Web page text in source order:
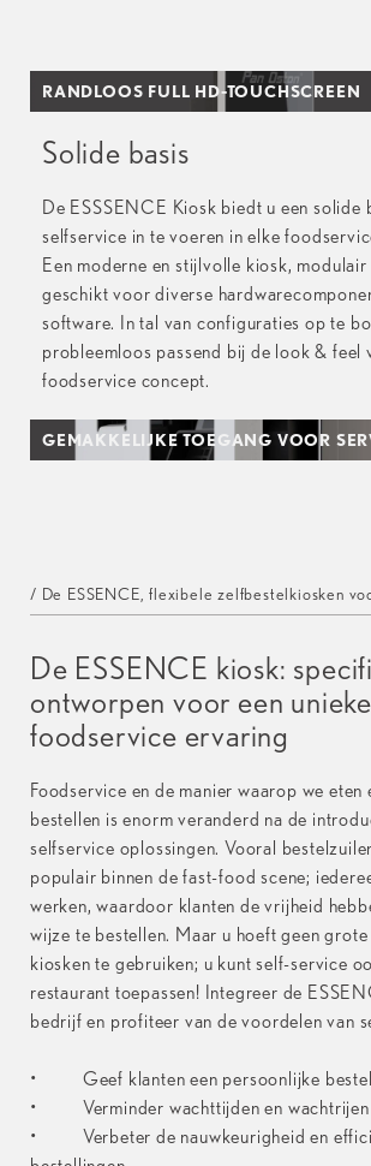
RANDLOOS FULL HD-TOUCHSCREEN
Solide basis
De ESSSENCE Kiosk biedt u een solide
selfservice in te voeren in elke
Een moderne en stijlvolle kiosk,
geschikt voor diverse
software. In tal van configuraties op te
probleemloos passend bij de look & feel
foodservice concept.
GEMAKKELIJKE TOEGANG VOOR
/ De ESSENCE, flexibele zelfbestelkiosken
De ESSENCE kiosk:
ontworpen voor een unieke
foodservice ervaring
Foodservice en de manier waarop we eten
bestellen is enorm veranderd na de
selfservice oplossingen. Vooral
populair binnen de fast-food scene;
werken, waardoor klanten de vrijheid
wijze te bestellen. Maar u hoeft geen
kiosken te gebruiken; u kunt self-service
restaurant toepassen! Integreer de
bedrijf en profiteer van de voordelen van
• Geef klanten een persoonlijke
• Verminder wachttijden en wachtrijen
• Verbeter de nauwkeurigheid en